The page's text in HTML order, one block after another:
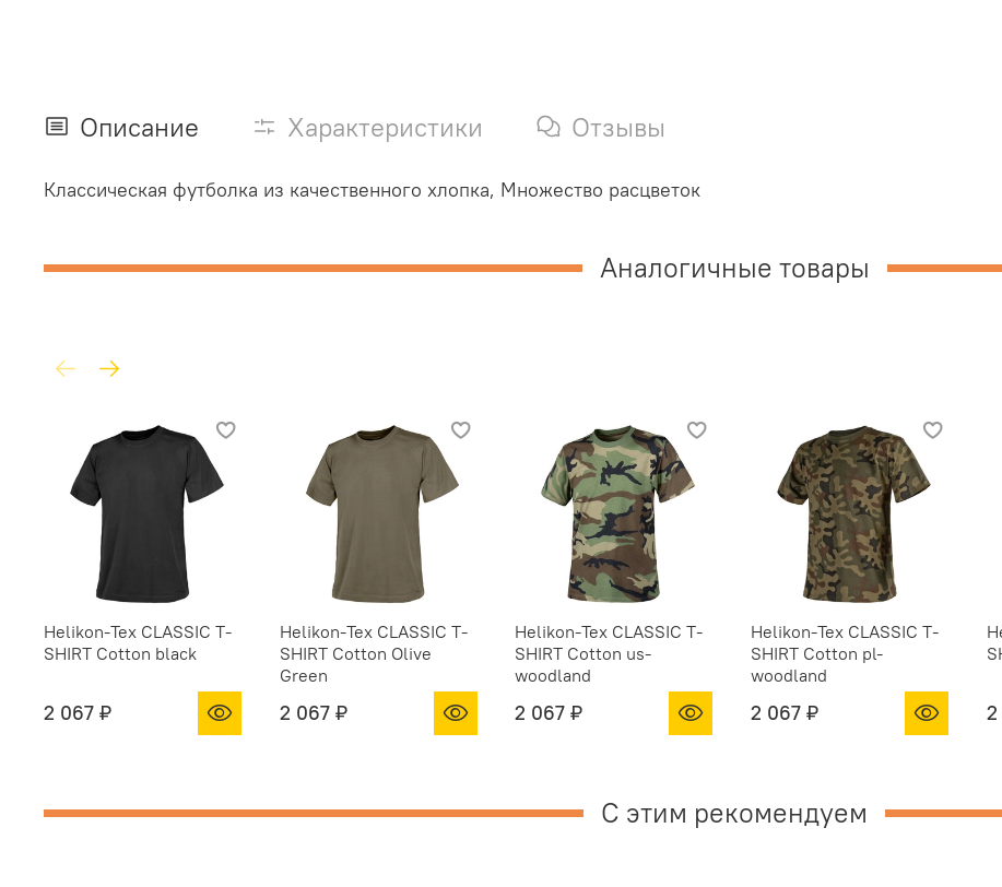
Описание Характеристики Отзывы
Классическая футболка из качественного хлопка, Множество расцветок
Аналогичные товары
Helikon-Tex CLASSIC T-
SHIRT Cotton black
2 067 ₽
Helikon-Tex CLASSIC T-
SHIRT Cotton Olive
Green
2 067 ₽
Helikon-Tex CLASSIC T-
SHIRT Cotton us-
woodland
2 067 ₽
Helikon-Tex CLASSIC T-
SHIRT Cotton pl-
woodland
2 067 ₽
С этим рекомендуем